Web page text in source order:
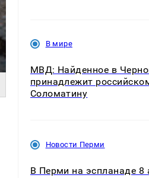
В мире
МВД: Найденное в
принадлежит
Соломатину
Новости Перми
В Перми на эспланаде 8